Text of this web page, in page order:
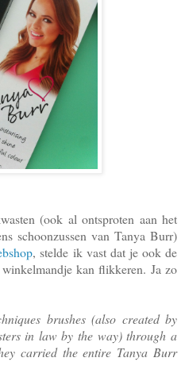
(ook al ontsproten aan het
schoonzussen van Tanya Burr)
, stelde ik vast dat je ook de
kan flikkeren. Ja zo
brushes (also created by
in law by the way) through a
carried the entire Tanya Burr